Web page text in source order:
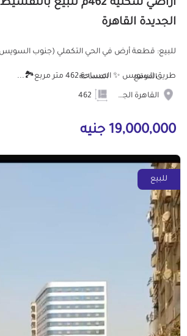
أراضي سكنية 462م للبيع
الجديدة القاهرة
طريق السويس ✨ المساحة:462 متر مربع🏞️...
الموقع
القاهرة الجديدة
المساحة
19,000,000 جنيه
للبيع